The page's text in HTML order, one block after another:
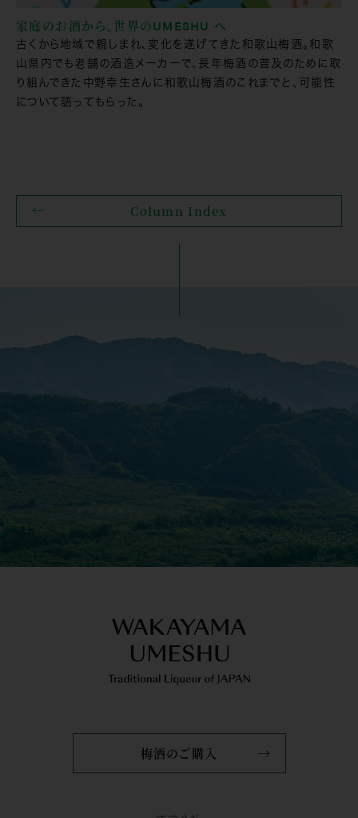
家庭のお酒から、世界のUMESHU へ
古くから地域で親しまれ、変化を遂げてきた和歌山梅酒。和歌
山県内でも老舗の酒造メーカーで、長年梅酒の普及のために取
り組んできた中野幸生さんに和歌山梅酒のこれまでと、可能性
について語ってもらった。
Column Index
梅酒のご購入